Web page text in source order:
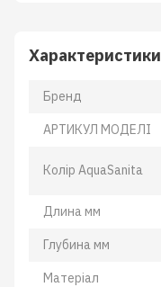
Характеристики
Бренд
АРТИКУЛ МОДЕЛІ
Колiр AquaSanita
Длина мм
Глубина мм
Матеріал